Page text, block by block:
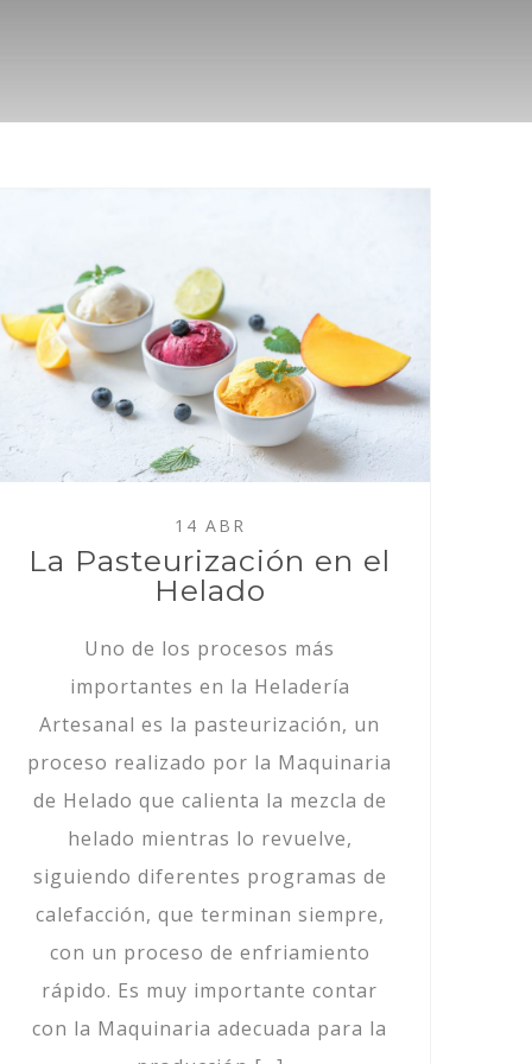
14 ABR
La Pasteurización en el
Helado
Uno de los procesos más
importantes en la Heladería
Artesanal es la pasteurización, un
proceso realizado por la Maquinaria
de Helado que calienta la mezcla de
helado mientras lo revuelve,
siguiendo diferentes programas de
calefacción, que terminan siempre,
con un proceso de enfriamiento
rápido. Es muy importante contar
con la Maquinaria adecuada para la